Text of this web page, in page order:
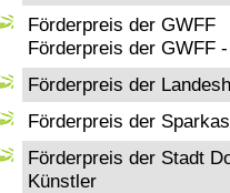
Förderpreis der GWFF
Förderpreis der GWFF
Förderpreis der
Förderpreis der
Förderpreis der Stadt
Künstler